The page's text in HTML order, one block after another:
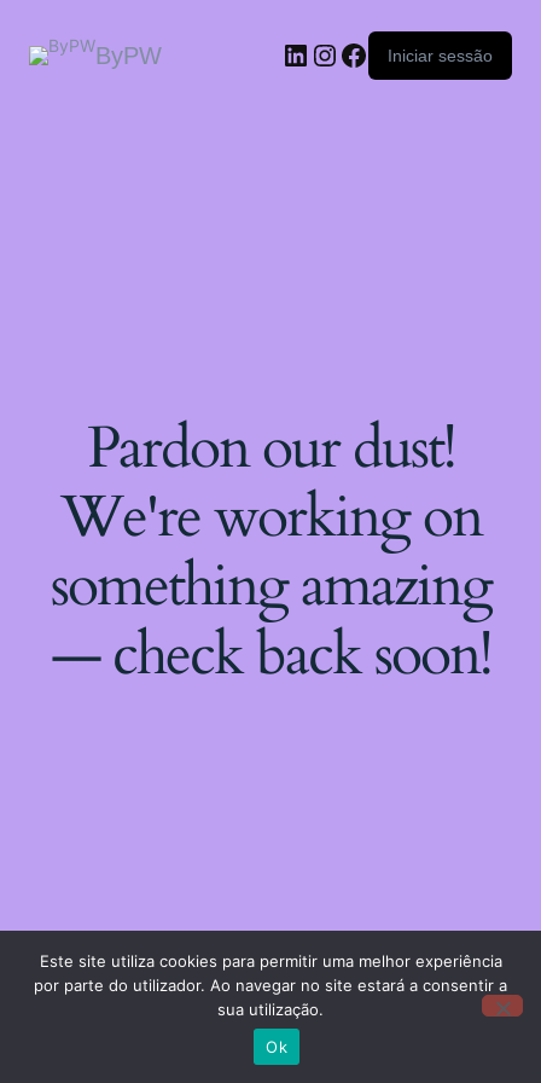
ByPW Iniciar sessão
Pardon our dust!
We're working on
something amazing
— check back soon!
Este site utiliza cookies para permitir uma melhor experiência
por parte do utilizador. Ao navegar no site estará a consentir a
sua utilização.
Ok